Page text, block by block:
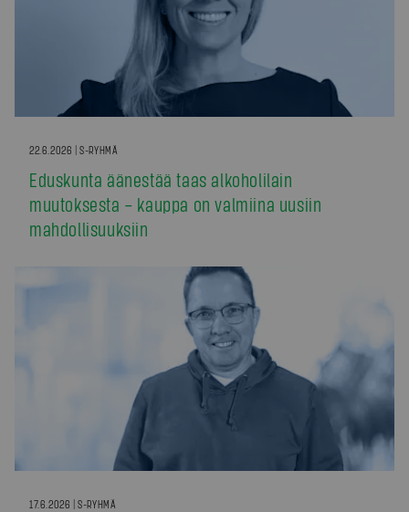
22.6.2026 | S-RYHMÄ
Eduskunta äänestää taas alkoholilain
muutoksesta – kauppa on valmiina uusiin
mahdollisuuksiin
17.6.2026 | S-RYHMÄ